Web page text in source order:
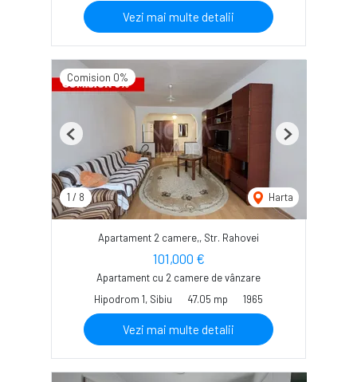
Vezi mai multe detalii
Comision 0%
1 / 8 Harta
Previous Next
Apartament 2 camere,, Str. Rahovei
101,000 €
Apartament cu 2 camere de vânzare
Hipodrom 1, Sibiu
47.05 mp 1965
Vezi mai multe detalii